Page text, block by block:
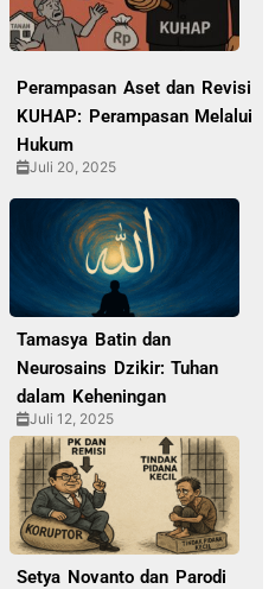
Perampasan Aset dan Revisi
KUHAP: Perampasan Melalui
Hukum
Juli 20, 2025
Tamasya Batin dan
Neurosains Dzikir: Tuhan
dalam Keheningan
Juli 12, 2025
Setya Novanto dan Parodi